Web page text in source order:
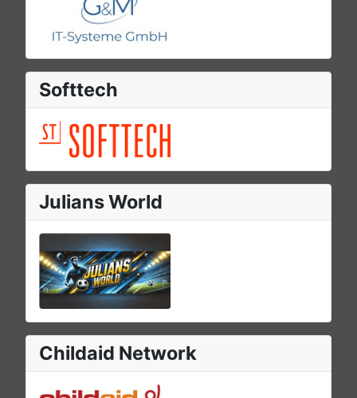
Softtech
Julians World
Childaid Network